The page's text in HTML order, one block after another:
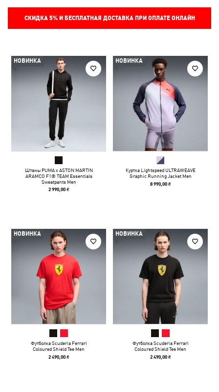
СКИДКА 5%И БЕСПЛАТНАЯ ДОСТАВКА ПРИ ОПЛАТЕ ОНЛАЙН
НОВИНКА
Штаны PUMA x ASTON MARTIN
ARAMCO F1® TEAM Essentials
Sweatpants Men
2 990,00 ₴
НОВИНКА
Куртка Lightspeed ULTRAWEAVE
Graphic Running Jacket Men
8 990,00 ₴
НОВИНКА
Футболка Scuderia Ferrari
Coloured Shield Tee Men
2 490,00 ₴
НОВИНКА
Футболка Scuderia Ferrari
Coloured Shield Tee Men
2 490,00 ₴